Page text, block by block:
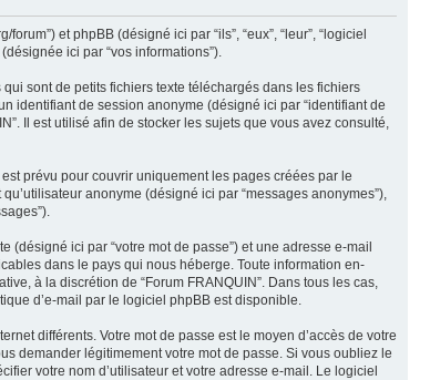
et phpBB (désigné ici par “ils”, “eux”, “leur”, “logiciel
ici par “vos informations”).
sont de petits fichiers texte téléchargés dans les fichiers
identifiant de session anonyme (désigné ici par “identifiant de
Il est utilisé afin de stocker les sujets que vous avez consulté,
prévu pour couvrir uniquement les pages créées par le
anonyme (désigné ici par “messages anonymes”),
ici par “votre mot de passe”) et une adresse e-mail
dans le pays qui nous héberge. Toute information en-
à la discrétion de “Forum FRANQUIN”. Dans tous les cas,
d’e-mail par le logiciel phpBB est disponible.
différents. Votre mot de passe est le moyen d’accès de votre
demander légitimement votre mot de passe. Si vous oubliez le
votre nom d’utilisateur et votre adresse e-mail. Le logiciel